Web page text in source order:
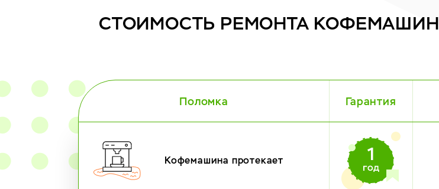
СТОИМОСТЬ РЕМОНТА КОФЕМАШИН
Поломка Гарантия
Кофемашина протекает